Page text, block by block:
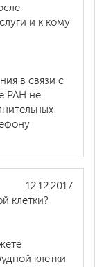
и к кому
в связи с
РАН не
12.12.2017
клетки?
клетки